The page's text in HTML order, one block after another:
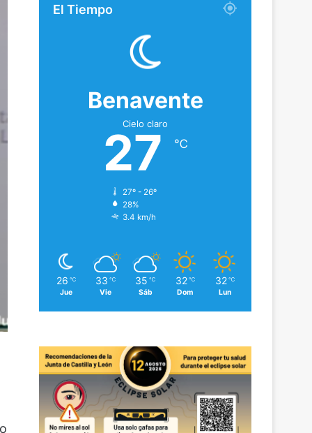
El Tiempo
Benavente
Cielo claro
27 ℃
27º - 26º
28%
3.4 km/h
26 ℃
Jue
33 ℃
Vie
35 ℃
Sáb
32 ℃
Dom
32 ℃
Lun